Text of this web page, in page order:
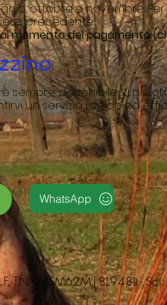
ottobre e novembre.
precedente.
momento del pagamento
sempre disponibile. Vi
un servizio rapido ed
WhatsApp
TNNMSM62M18L948L -